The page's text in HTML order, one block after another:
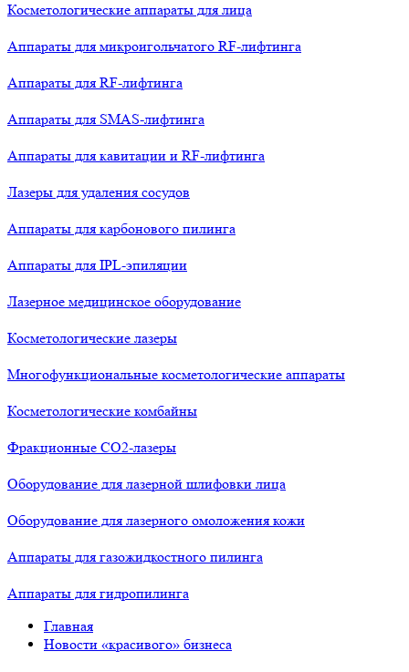
Косметологические аппараты для лица
Аппараты для микроигольчатого RF-лифтинга
Аппараты для RF-лифтинга
Аппараты для SMAS-лифтинга
Аппараты для кавитации и RF-лифтинга
Лазеры для удаления сосудов
Аппараты для карбонового пилинга
Аппараты для IPL-эпиляции
Лазерное медицинское оборудование
Косметологические лазеры
Многофункциональные косметологические аппараты
Косметологические комбайны
Фракционные СО2-лазеры
Оборудование для лазерной шлифовки лица
Оборудование для лазерного омоложения кожи
Аппараты для газожидкостного пилинга
Аппараты для гидропилинга
Главная
Новости «красивого» бизнеса